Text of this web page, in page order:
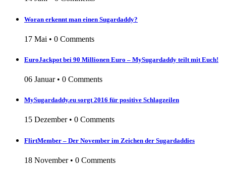
Woran erkennt man einen Sugardaddy?
17 Mai • 0 Comments
EuroJackpot bei 90 Millionen Euro – MySugardaddy teilt mit Euch!
06 Januar• 0 Comments
MySugardaddy.eu sorgt 2016 für positive Schlagzeilen
15 Dezember• 0 Comments
FlirtMember – Der November im Zeichen der Sugardaddies
18 November• 0 Comments